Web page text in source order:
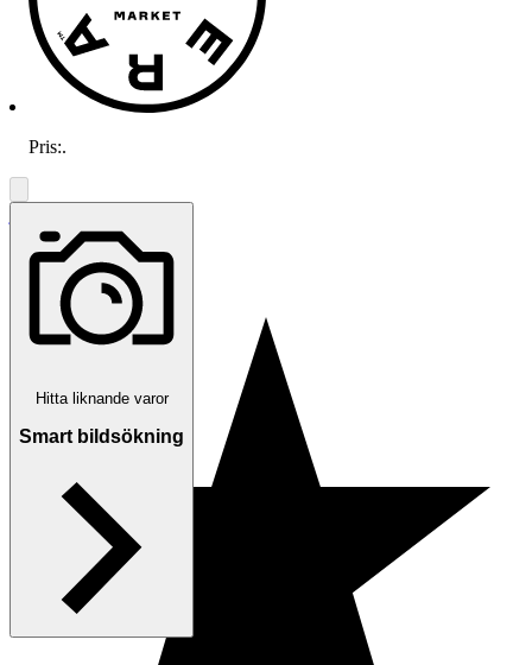
Helsingborg
Sverige
Pris:.
Hitta liknande varor
Smart bildsökning